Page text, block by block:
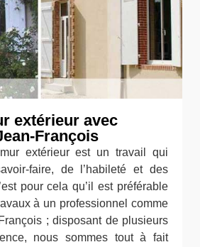
extérieur avec
François
extérieur est un travail qui
faire, de l’habileté et des
pour cela qu’il est préférable
à un professionnel comme
; disposant de plusieurs
nous sommes tout à fait